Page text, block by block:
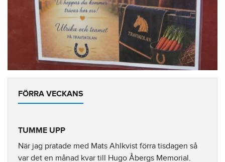
FÖRRA VECKANS
TUMME UPP
När jag pratade med Mats Ahlkvist förra tisdagen så
var det en månad kvar till Hugo Åbergs Memorial.